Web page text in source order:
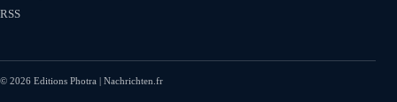
RSS
© 2026 Editions Photra | Nachrichten.fr